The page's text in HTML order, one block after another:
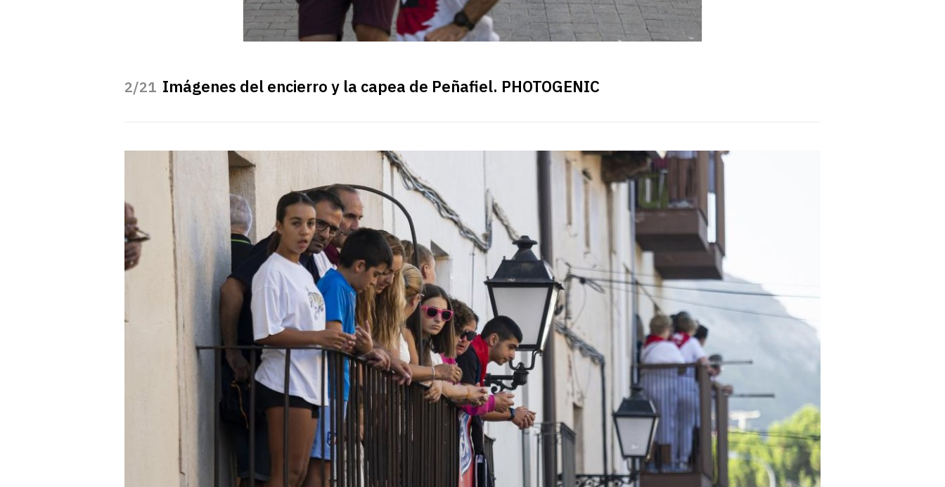
/21 Imágenes del encierro y la capea de Peñafiel. PHOTOGENIC